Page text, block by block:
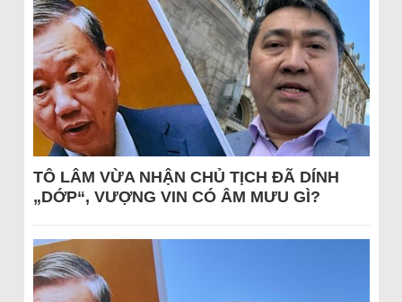
TÔ LÂM VỪA NHẬN CHỦ TỊCH ĐÃ DÍNH
„DỚP“, VƯỢNG VIN CÓ ÂM MƯU GÌ?